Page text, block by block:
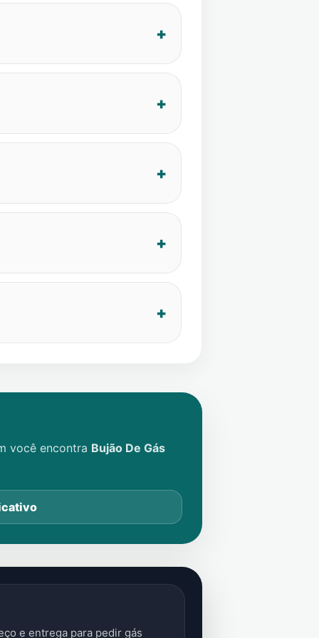
você encontra Bujão De Gás
e entrega para pedir gás